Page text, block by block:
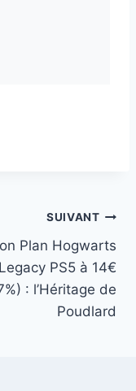
SUIVANT
Plan Hogwarts
Legacy PS5 à 14€
: l’Héritage de
Poudlard